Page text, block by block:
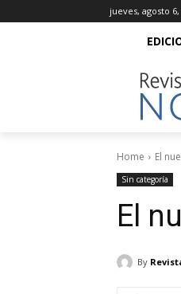
jueves, agosto 6,
Home El
Sin categoría
El
By